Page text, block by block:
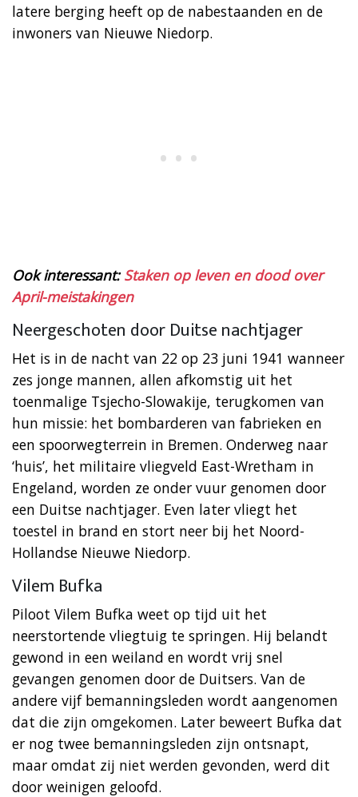
latere berging heeft op de nabestaanden en de
inwoners van Nieuwe Niedorp.
Ook interessant:Staken op leven en dood over
April-meistakingen
Neergeschoten door Duitse nachtjager
Het is in de nacht van 22 op 23 juni 1941 wanneer
zes jonge mannen, allen afkomstig uit het
toenmalige Tsjecho-Slowakije, terugkomen van
hun missie: het bombarderen van fabrieken en
een spoorwegterrein in Bremen. Onderweg naar
‘huis’, het militaire vliegveld East-Wretham in
Engeland, worden ze onder vuur genomen door
een Duitse nachtjager. Even later vliegt het
toestel in brand en stort neer bij het Noord-
Hollandse Nieuwe Niedorp.
Vilem Bufka
Piloot Vilem Bufka weet op tijd uit het
neerstortende vliegtuig te springen. Hij belandt
gewond in een weiland en wordt vrij snel
gevangen genomen door de Duitsers. Van de
andere vijf bemanningsleden wordt aangenomen
dat die zijn omgekomen. Later beweert Bufka dat
er nog twee bemanningsleden zijn ontsnapt,
maar omdat zij niet werden gevonden, werd dit
door weinigen geloofd.